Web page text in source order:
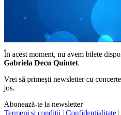
În acest moment, nu avem bilete
Gabriela Decu Quintet.
Vrei să primești newsletter cu
jos.
Abonează-te la newsletter
Termeni și condiții | Confidențialitate |